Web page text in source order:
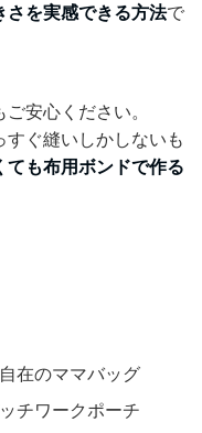
さを実感できる方法で
安心ください。
すぐ縫いしかしないも
ても布用ボンドで作る
在のママバッグ
チワークポーチ